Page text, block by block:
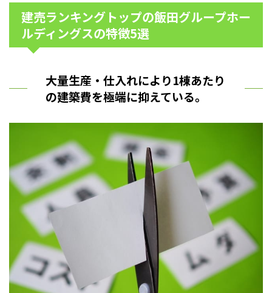
建売ランキングトップの飯田グループホー
ルディングスの特徴5選
大量生産・仕入れにより1棟あたり
の建築費を極端に抑えている。